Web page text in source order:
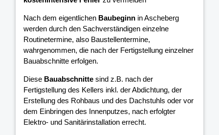
Nach dem eigentlichen Baubeginn in Ascheberg
werden durch den Sachverständigen einzelne
Routinetermine, also Baustellentermine,
wahrgenommen, die nach der Fertigstellung einzelner
Bauabschnitte erfolgen.
Diese Bauabschnitte sind z.B. nach der
Fertigstellung des Kellers inkl. der Abdichtung, der
Erstellung des Rohbaus und des Dachstuhls oder vor
dem Einbringen des Innenputzes, nach erfolgter
Elektro- und Sanitärinstallation errecht.